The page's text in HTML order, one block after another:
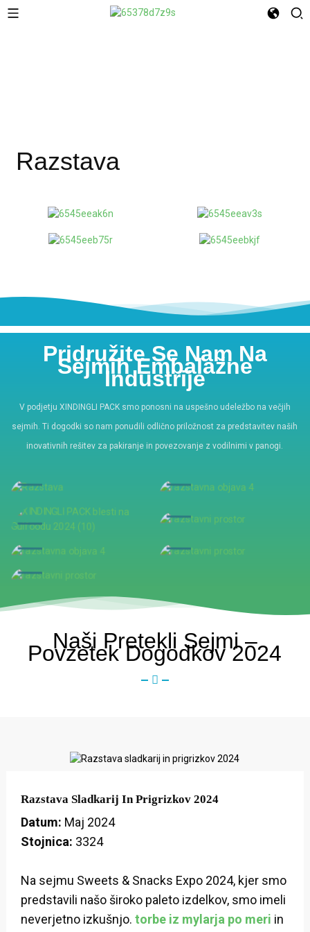
Razstava
Pridružite Se Nam Na
Sejmih Embalažne
Industrije
V podjetju XINDINGLI PACK smo ponosni na uspešno udeležbo na večjih
sejmih. Ti dogodki so nam ponudili odlično priložnost za predstavitev naših
inovativnih rešitev za pakiranje in povezovanje z vodilnimi v panogi.
Naši Pretekli Sejmi –
Povzetek Dogodkov 2024
Razstava Sladkarij In Prigrizkov 2024
Datum: Maj 2024
Stojnica: 3324
Na sejmu Sweets & Snacks Expo 2024, kjer smo
predstavili našo široko paleto izdelkov, smo imeli
neverjetno izkušnjo. torbe iz mylarja po meri in